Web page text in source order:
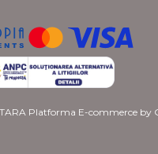
Platforma E-commerce by